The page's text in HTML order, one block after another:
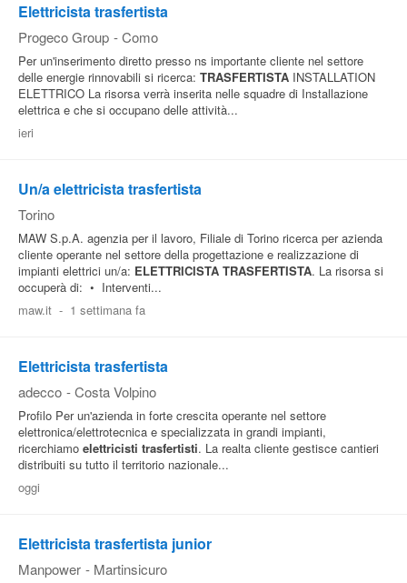
Elettricista trasfertista
Progeco Group - Como
Per un'inserimento diretto presso ns importante cliente nel settore
delle energie rinnovabili si ricerca: TRASFERTISTA INSTALLATION
ELETTRICO La risorsa verrà inserita nelle squadre di Installazione
elettrica e che si occupano delle attività...
ieri
Un/a elettricista trasfertista
Torino
MAW S.p.A. agenzia per il lavoro, Filiale di Torino ricerca per azienda
cliente operante nel settore della progettazione e realizzazione di
impianti elettrici un/a: ELETTRICISTA TRASFERTISTA. La risorsa si
occuperà di: • Interventi...
maw.it - 1 settimana fa
Elettricista trasfertista
adecco - Costa Volpino
Profilo Per un'azienda in forte crescita operante nel settore
elettronica/elettrotecnica e specializzata in grandi impianti,
ricerchiamo elettricisti trasfertisti. La realta cliente gestisce cantieri
distribuiti su tutto il territorio nazionale...
oggi
Elettricista trasfertista junior
Manpower - Martinsicuro